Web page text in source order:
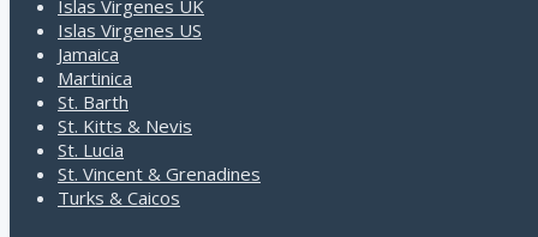
Islas Virgenes UK
Islas Virgenes US
Jamaica
Martinica
St. Barth
St. Kitts & Nevis
St. Lucia
St. Vincent & Grenadines
Turks & Caicos
exploradores. En siglo XVII
los ingleses convirtieron el
lugar en una colonia del Reino
Unido. Dicha situación se
mantuvo hasta 1966, cuando
su pueblo declaró la
representante en la isla. Su
población supera los 290 000
habitantes, en su mayoría
protestantes. El idioma oficial
Ciudades de Barbados